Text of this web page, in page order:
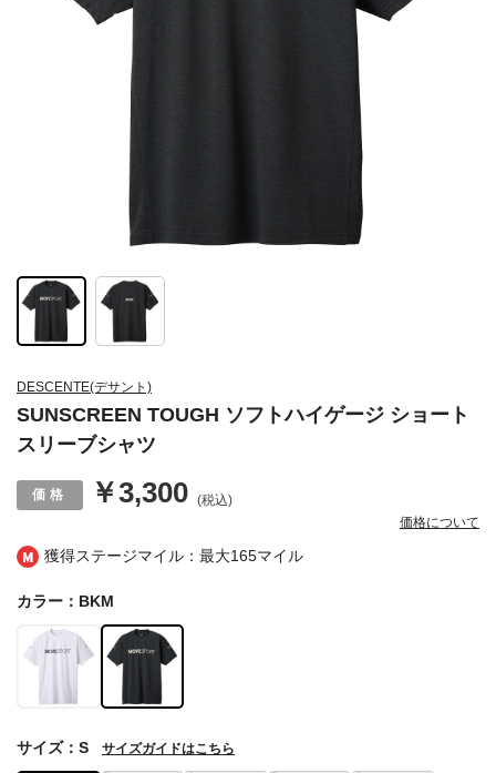
獲得ステージマイル：最大165マイル
DESCENTE(デサント)
SUNSCREEN TOUGH ソフトハイゲージ ショート
スリーブシャツ
￥3,300 (税込)
価格について
カラー：BKM
サイズ：S サイズガイドはこちら